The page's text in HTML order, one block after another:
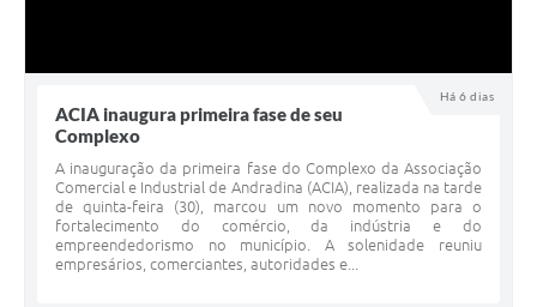
Há 6 dias
ACIA inaugura primeira fase de seu
Complexo
A inauguração da primeira fase do Complexo da Associação
Comercial e Industrial de Andradina (ACIA), realizada na tarde
de quinta-feira (30), marcou um novo momento para o
fortalecimento do comércio, da indústria e do
empreendedorismo no município. A solenidade reuniu
empresários, comerciantes, autoridades e...